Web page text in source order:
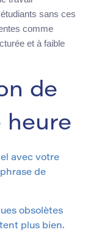
sans ces
comme
et à faible
de
heure
avec votre
de
obsolètes
plus bien.